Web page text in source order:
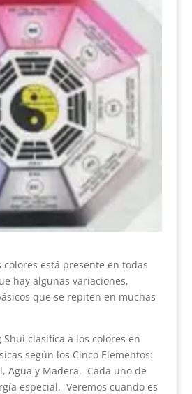
colores está presente en todas
hay algunas variaciones,
que se repiten en muchas
Shui clasifica a los colores en
según los Cinco Elementos:
Agua y Madera. Cada uno de
especial. Veremos cuando es